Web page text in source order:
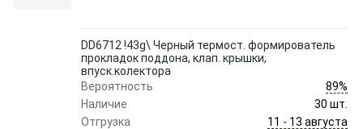
DD6712 !43g\ Черный термост. формирователь
прокладок поддона, клап. крышки,
впуск.колектора
Вероятность
89%
Наличие
30 шт.
Отгрузка
11 - 13 августа